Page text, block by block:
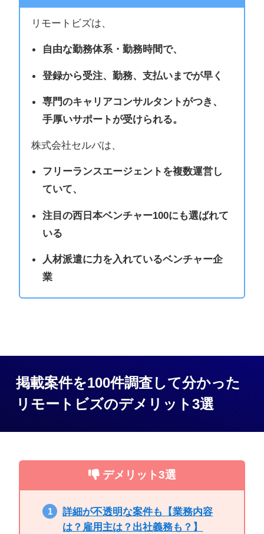
リモートビズは、
自由な勤務体系・勤務時間で、
登録から受注、勤務、支払いまでが早く
専門のキャリアコンサルタントがつき、
手厚いサポートが受けられる。
株式会社セルバは、
フリーランスエージェントを複数運営し
ていて、
注目の西日本ベンチャー100にも選ばれて
いる
人材派遣に力を入れているベンチャー企
業
掲載案件を100件調査して分かった
リモートビズのデメリット3選
デメリット3選
詳細が不透明な案件も【業務内容
は？雇用主は？出社義務も？】